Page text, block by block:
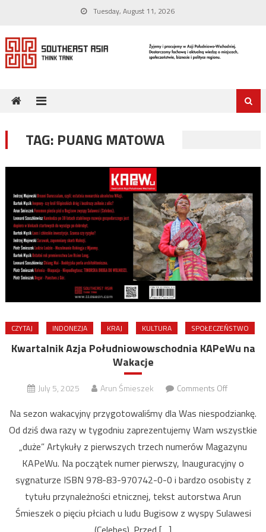
content
Tuesday, August 11, 2026
TAG: PUANG MATOWA
CZYTAJ INDONEZJA KRAJ KULTURA SPOŁECZEŃSTWO
Kwartalnik Azja Południowowschodnia KAPeWu na
Wakacje
July 5, 2025 Arun Śmieszek Comments Offon
Azja
KAPeWu
na
Wakacje
Na sezon wakacyjny przygotowaliśmy dla Was niespodziankę.
Od dziś dwa razy w tygodniu zaprezentujemy Wam wszystkie
„duże” Artykuły z pierwszych trzech numerów Magazynu
KAPeWu. Na początek numer pierwszy, Inauguracyjny o
sygnaturze ISBN 978-83-970742-0-0 i bardzo osobisty z
tytułu przynależności etnicznej, tekst autorstwa Arun
Śmieszek o pięciu płciach u ludu Bugisow z wyspy Sulawesi